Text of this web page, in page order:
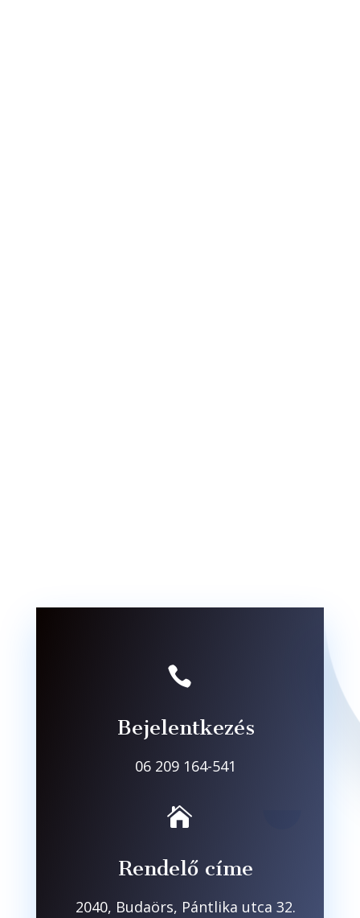

Bejelentkezés
06 209 164-541

Rendelő címe
2040, Budaörs, Pántlika utca 32.